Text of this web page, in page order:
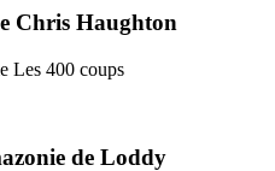
Chris Haughton
Les 400 coups
de Loddy